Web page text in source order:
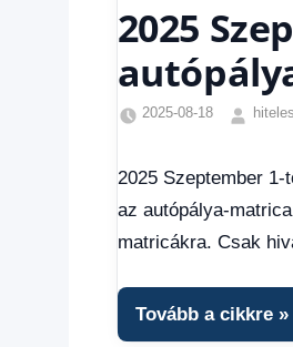
2025
2025-08-18
hiteles
2025 Szeptember
az autópálya-
matricákra. Csak
Tovább a cikkre